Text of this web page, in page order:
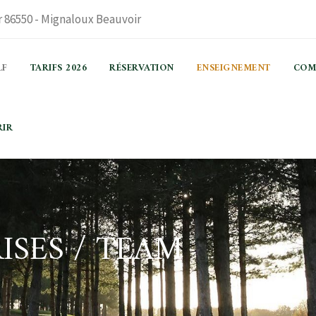
- Mignaloux Beauvoir
TARIFS 2026 RÉSERVATION ENSEIGNEMENT
/ TEAM